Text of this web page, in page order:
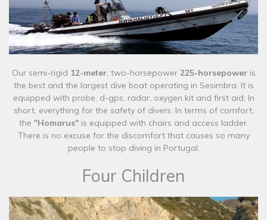
Our semi-rigid 12-meter, two-horsepower 225-horsepoweris
the best and the largest dive boat operating in Sesimbra. It is
equipped with probe, d-gps, radar, oxygen kit and first aid; In
short, everything for the safety of divers. In terms of comfort,
the "Homarus"is equipped with chairs and access ladder.
There is no excuse for the discomfort that causes so many
people to stop diving in Portugal.​
Four Children